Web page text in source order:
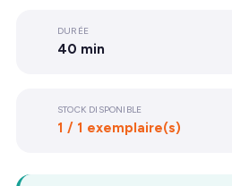
DURÉE
40 min
STOCK DISPONIBLE
1 / 1 exemplaire(s)